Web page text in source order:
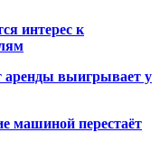
интерес к
выигрывает у
машиной перестаёт